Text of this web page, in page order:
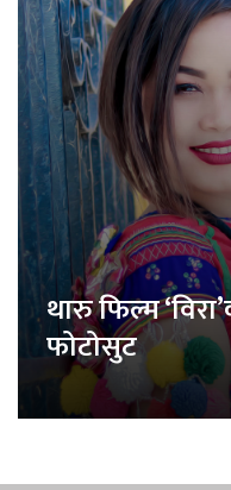
थारु फिल्म
फोटोसुट